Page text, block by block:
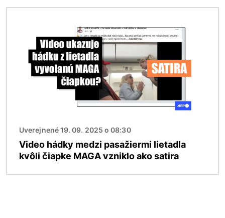
Uverejnené 19. 09. 2025 o 08:30
Video hádky medzi pasažiermi lietadla
kvôli čiapke MAGA vzniklo ako satira